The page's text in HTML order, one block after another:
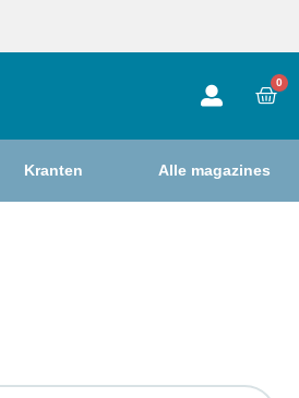
0
Kranten Alle magazines